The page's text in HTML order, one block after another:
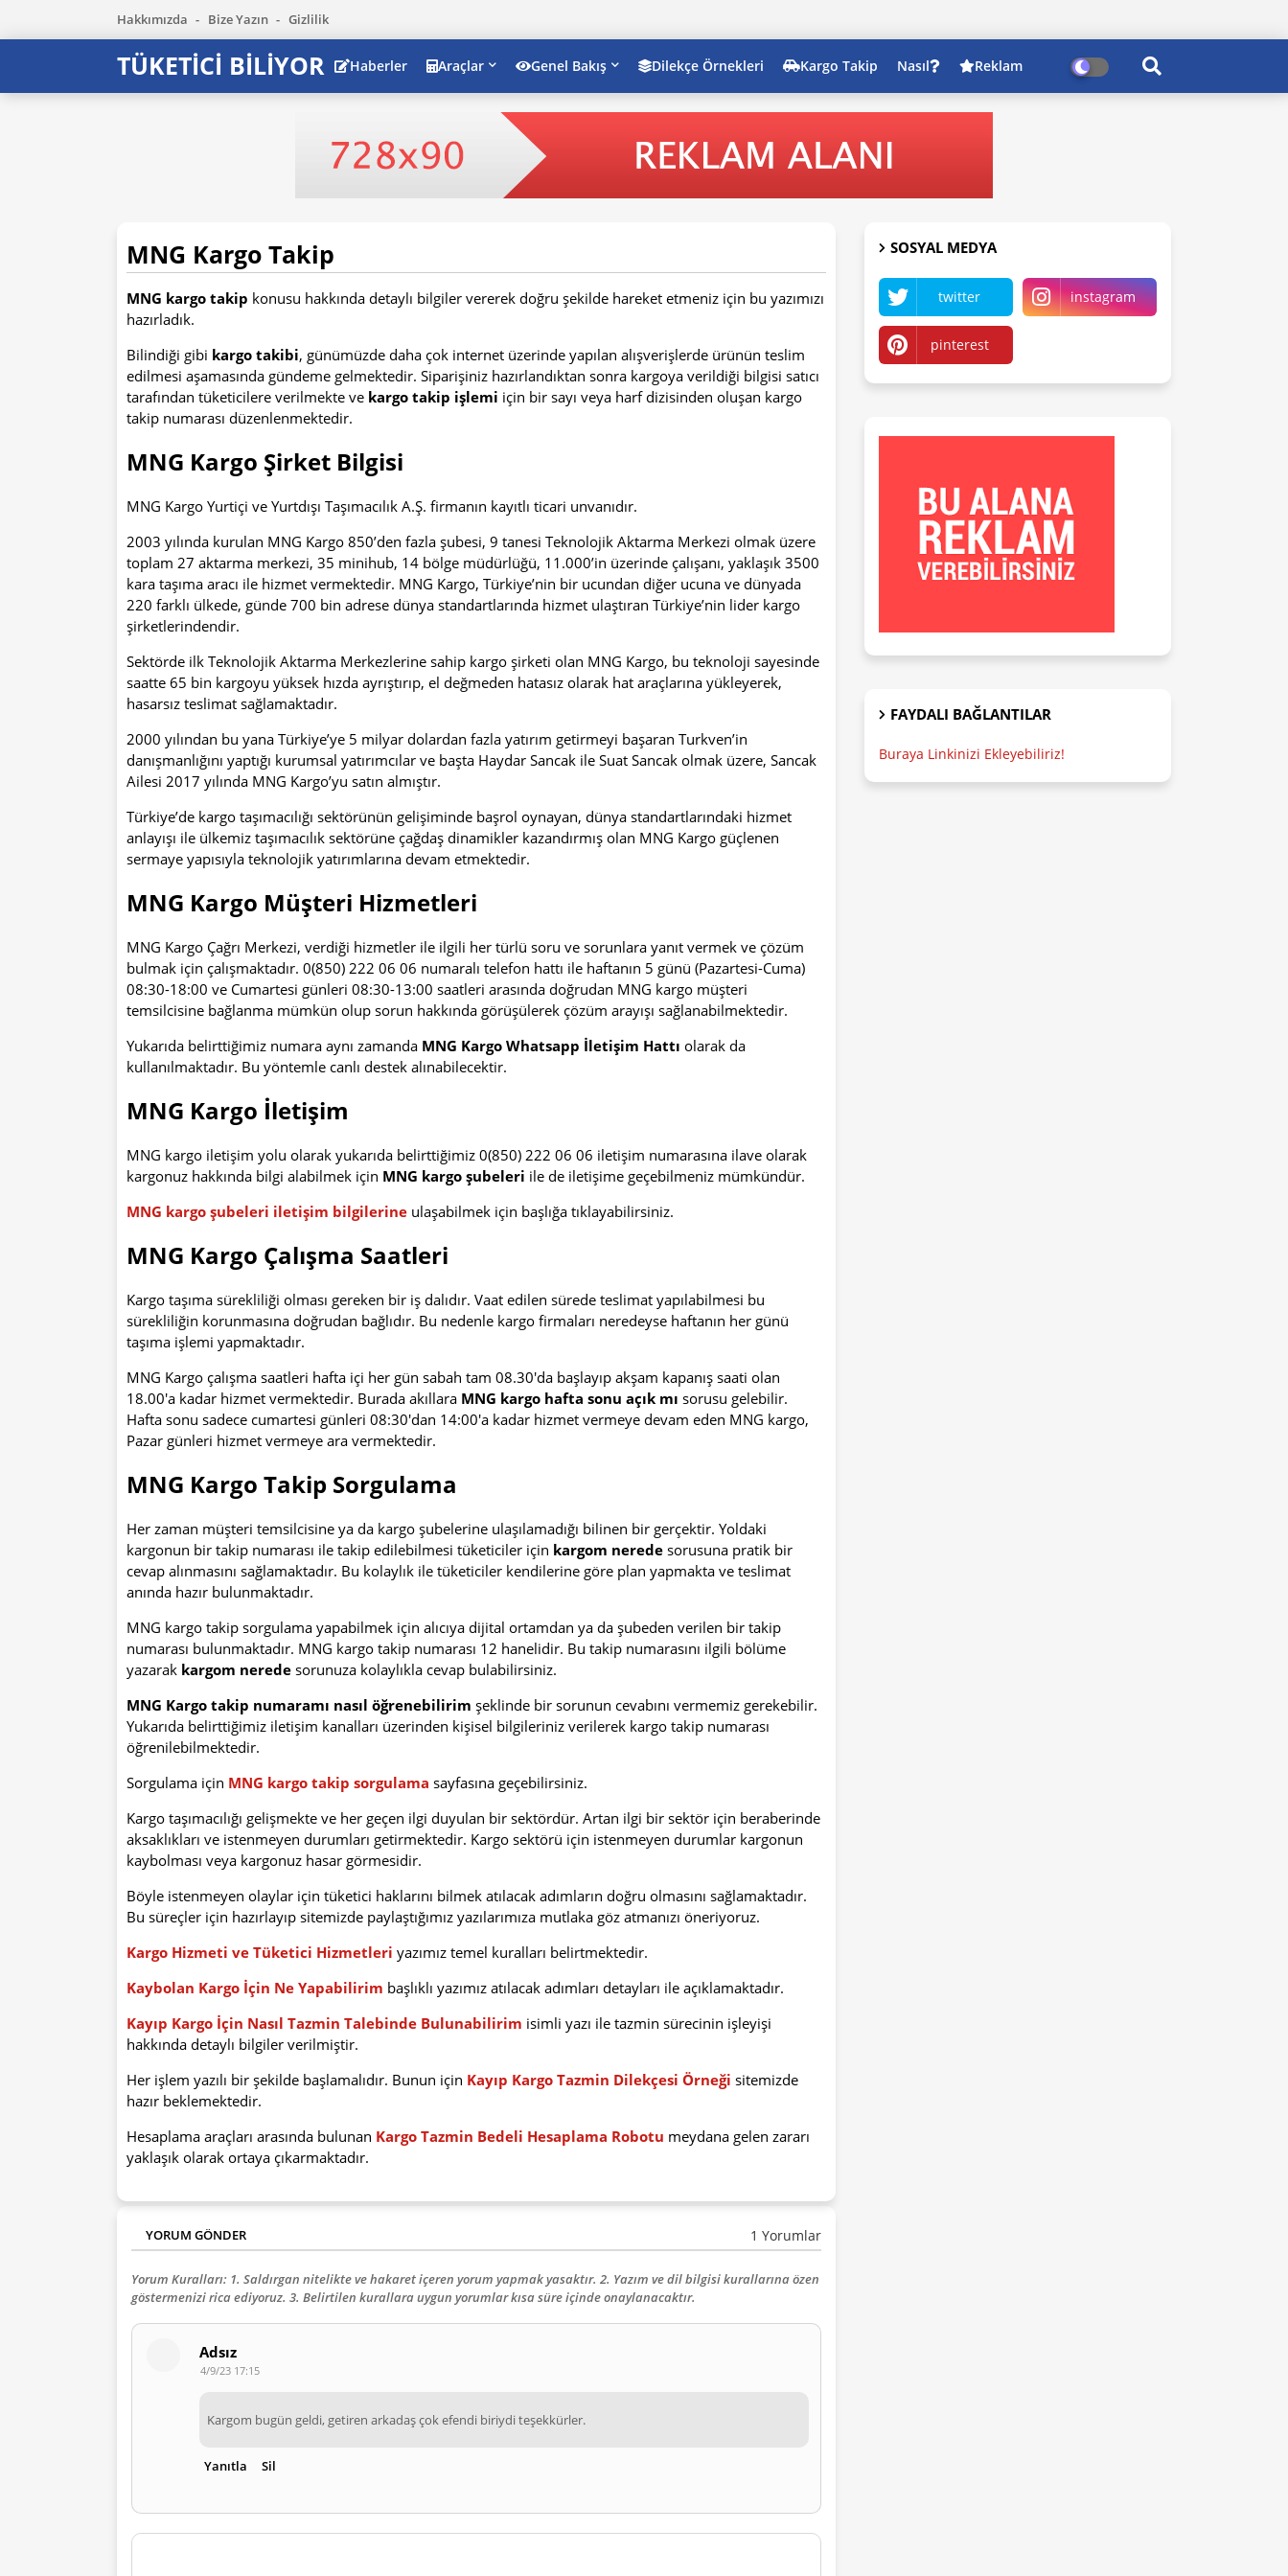
Hakkımızda Bize Yazın Gizlilik
TÜKETİCİ BİLİYOR Haberler Araçlar Genel Bakış Dilekçe Örnekleri Kargo Takip Nasıl Reklam
MNG Kargo Takip
MNG kargo takip konusu hakkında detaylı bilgiler vererek doğru şekilde hareket etmeniz için bu yazımızı
hazırladık.
Bilindiği gibi kargo takibi, günümüzde daha çok internet üzerinde yapılan alışverişlerde ürünün teslim
edilmesi aşamasında gündeme gelmektedir. Siparişiniz hazırlandıktan sonra kargoya verildiği bilgisi satıcı
tarafından tüketicilere verilmekte ve kargo takip işlemi için bir sayı veya harf dizisinden oluşan kargo
takip numarası düzenlenmektedir.
MNG Kargo Şirket Bilgisi
MNG Kargo Yurtiçi ve Yurtdışı Taşımacılık A.Ş. firmanın kayıtlı ticari unvanıdır.
2003 yılında kurulan MNG Kargo 850’den fazla şubesi, 9 tanesi Teknolojik Aktarma Merkezi olmak üzere
toplam 27 aktarma merkezi, 35 minihub, 14 bölge müdürlüğü, 11.000’in üzerinde çalışanı, yaklaşık 3500
kara taşıma aracı ile hizmet vermektedir. MNG Kargo, Türkiye’nin bir ucundan diğer ucuna ve dünyada
220 farklı ülkede, günde 700 bin adrese dünya standartlarında hizmet ulaştıran Türkiye’nin lider kargo
şirketlerindendir.
Sektörde ilk Teknolojik Aktarma Merkezlerine sahip kargo şirketi olan MNG Kargo, bu teknoloji sayesinde
saatte 65 bin kargoyu yüksek hızda ayrıştırıp, el değmeden hatasız olarak hat araçlarına yükleyerek,
hasarsız teslimat sağlamaktadır.
2000 yılından bu yana Türkiye’ye 5 milyar dolardan fazla yatırım getirmeyi başaran Turkven’in
danışmanlığını yaptığı kurumsal yatırımcılar ve başta Haydar Sancak ile Suat Sancak olmak üzere, Sancak
Ailesi 2017 yılında MNG Kargo’yu satın almıştır.
Türkiye’de kargo taşımacılığı sektörünün gelişiminde başrol oynayan, dünya standartlarındaki hizmet
anlayışı ile ülkemiz taşımacılık sektörüne çağdaş dinamikler kazandırmış olan MNG Kargo güçlenen
sermaye yapısıyla teknolojik yatırımlarına devam etmektedir.
MNG Kargo Müşteri Hizmetleri
MNG Kargo Çağrı Merkezi, verdiği hizmetler ile ilgili her türlü soru ve sorunlara yanıt vermek ve çözüm
bulmak için çalışmaktadır. 0(850) 222 06 06 numaralı telefon hattı ile haftanın 5 günü (Pazartesi-Cuma)
08:30-18:00 ve Cumartesi günleri 08:30-13:00 saatleri arasında doğrudan MNG kargo müşteri
temsilcisine bağlanma mümkün olup sorun hakkında görüşülerek çözüm arayışı sağlanabilmektedir.
Yukarıda belirttiğimiz numara aynı zamanda MNG Kargo Whatsapp İletişim Hattı olarak da
kullanılmaktadır. Bu yöntemle canlı destek alınabilecektir.
MNG Kargo İletişim
MNG kargo iletişim yolu olarak yukarıda belirttiğimiz 0(850) 222 06 06 iletişim numarasına ilave olarak
kargonuz hakkında bilgi alabilmek için MNG kargo şubeleri ile de iletişime geçebilmeniz mümkündür.
MNG kargo şubeleri iletişim bilgilerine ulaşabilmek için başlığa tıklayabilirsiniz.
MNG Kargo Çalışma Saatleri
Kargo taşıma sürekliliği olması gereken bir iş dalıdır. Vaat edilen sürede teslimat yapılabilmesi bu
sürekliliğin korunmasına doğrudan bağlıdır. Bu nedenle kargo firmaları neredeyse haftanın her günü
taşıma işlemi yapmaktadır.
MNG Kargo çalışma saatleri hafta içi her gün sabah tam 08.30'da başlayıp akşam kapanış saati olan
18.00'a kadar hizmet vermektedir. Burada akıllara MNG kargo hafta sonu açık mı sorusu gelebilir.
Hafta sonu sadece cumartesi günleri 08:30'dan 14:00'a kadar hizmet vermeye devam eden MNG kargo,
Pazar günleri hizmet vermeye ara vermektedir.
MNG Kargo Takip Sorgulama
Her zaman müşteri temsilcisine ya da kargo şubelerine ulaşılamadığı bilinen bir gerçektir. Yoldaki
kargonun bir takip numarası ile takip edilebilmesi tüketiciler için kargom nerede sorusuna pratik bir
cevap alınmasını sağlamaktadır. Bu kolaylık ile tüketiciler kendilerine göre plan yapmakta ve teslimat
anında hazır bulunmaktadır.
MNG kargo takip sorgulama yapabilmek için alıcıya dijital ortamdan ya da şubeden verilen bir takip
numarası bulunmaktadır. MNG kargo takip numarası 12 hanelidir. Bu takip numarasını ilgili bölüme
yazarak kargom nerede sorunuza kolaylıkla cevap bulabilirsiniz.
MNG Kargo takip numaramı nasıl öğrenebilirim şeklinde bir sorunun cevabını vermemiz gerekebilir.
Yukarıda belirttiğimiz iletişim kanalları üzerinden kişisel bilgileriniz verilerek kargo takip numarası
öğrenilebilmektedir.
Sorgulama için MNG kargo takip sorgulama sayfasına geçebilirsiniz.
Kargo taşımacılığı gelişmekte ve her geçen ilgi duyulan bir sektördür. Artan ilgi bir sektör için beraberinde
aksaklıkları ve istenmeyen durumları getirmektedir. Kargo sektörü için istenmeyen durumlar kargonun
kaybolması veya kargonuz hasar görmesidir.
Böyle istenmeyen olaylar için tüketici haklarını bilmek atılacak adımların doğru olmasını sağlamaktadır.
Bu süreçler için hazırlayıp sitemizde paylaştığımız yazılarımıza mutlaka göz atmanızı öneriyoruz.
Kargo Hizmeti ve Tüketici Hizmetleri yazımız temel kuralları belirtmektedir.
Kaybolan Kargo İçin Ne Yapabilirim başlıklı yazımız atılacak adımları detayları ile açıklamaktadır.
Kayıp Kargo İçin Nasıl Tazmin Talebinde Bulunabilirim isimli yazı ile tazmin sürecinin işleyişi
hakkında detaylı bilgiler verilmiştir.
Her işlem yazılı bir şekilde başlamalıdır. Bunun için Kayıp Kargo Tazmin Dilekçesi Örneği sitemizde
hazır beklemektedir.
Hesaplama araçları arasında bulunan Kargo Tazmin Bedeli Hesaplama Robotu meydana gelen zararı
yaklaşık olarak ortaya çıkarmaktadır.
YORUM GÖNDER 1 Yorumlar
Yorum Kuralları: 1. Saldırgan nitelikte ve hakaret içeren yorum yapmak yasaktır. 2. Yazım ve dil bilgisi kurallarına özen
göstermenizi rica ediyoruz. 3. Belirtilen kurallara uygun yorumlar kısa süre içinde onaylanacaktır.
Adsız
4/9/23 17:15
Kargom bugün geldi, getiren arkadaş çok efendi biriydi teşekkürler.
Yanıtla Sil
SOSYAL MEDYA
twitter instagram
pinterest
FAYDALI BAĞLANTILAR
Buraya Linkinizi Ekleyebiliriz!